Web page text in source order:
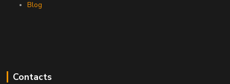
Blog
Contacts